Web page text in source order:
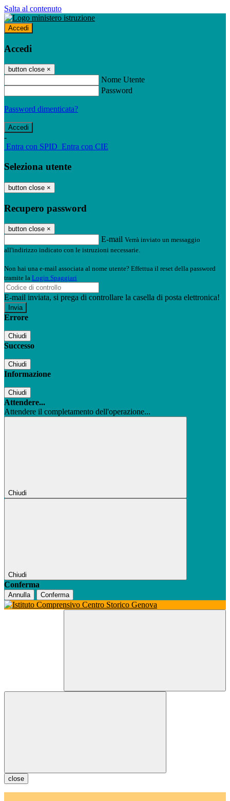
Salta al contenuto
Accedi
Accedi
button close ×
Nome Utente
Password
Password dimenticata?
-
Entra con SPID Entra con CIE
Seleziona utente
button close ×
Recupero password
button close ×
E-mail Verrà inviato un messaggio
all'indirizzo indicato con le istruzioni necessarie.
Non hai una e-mail associata al nome utente? Effettua il reset della password
tramite la Login Spaggiari
E-mail inviata, si prega di controllare la casella di posta elettronica!
Errore
Chiudi
Successo
Chiudi
Informazione
Chiudi
Attendere...
Attendere il completamento dell'operazione...
Chiudi
Chiudi
Conferma
Annulla Conferma
close